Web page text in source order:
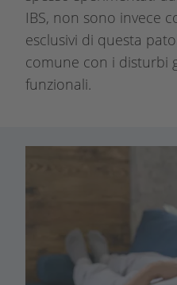
IBS, non sono invece
esclusivi di questa
comune con i disturbi
funzionali.